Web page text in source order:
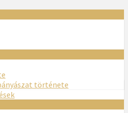
története